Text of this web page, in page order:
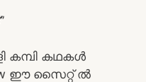
കഥകൾ
ഈ സൈറ്റ് ൽ